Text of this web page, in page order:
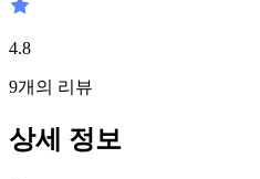
4.8
9개의 리뷰
상세 정보